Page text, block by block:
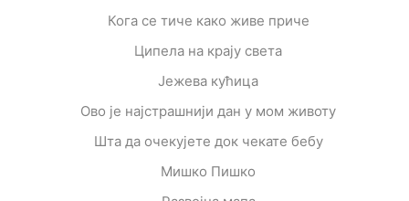
Кога се тиче како живе приче
Ципела на крају света
Јежева кућица
Ово је најстрашнији дан у мом животу
Шта да очекујете док чекате бебу
Мишко Пишко